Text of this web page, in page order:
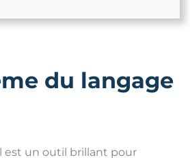
du langage
est un outil brillant pour